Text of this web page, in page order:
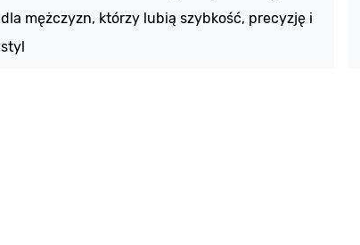
dla mężczyzn, którzy lubią szybkość, precyzję i
styl